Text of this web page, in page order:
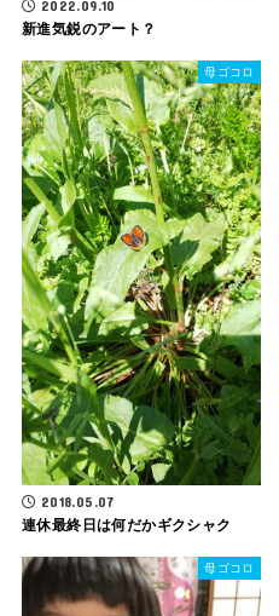
2022.09.10
新進気鋭のアート？
母ゴコロ
2018.05.07
連休最終日は何だかギクシャク
母ゴコロ